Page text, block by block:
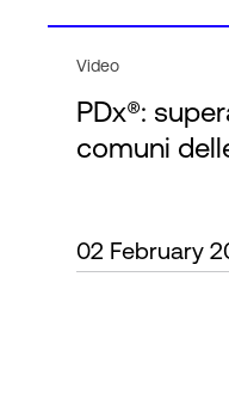
Competenze e
Language
Video
PDx®:
comuni
02 February